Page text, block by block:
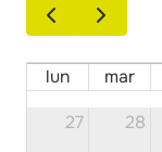
lun mar
27
28